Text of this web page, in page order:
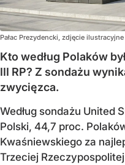
Pałac Prezydencki, zdjęcie ilustracyjne
Kto według Polaków
III RP? Z sondażu
zwycięzca.
Według sondażu United
Polski, 44,7 proc.
Kwaśniewskiego za
Trzeciej